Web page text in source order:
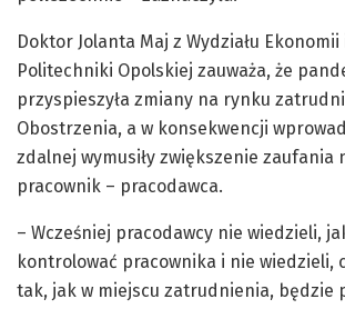
Doktor Jolanta Maj z Wydziału
Politechniki Opolskiej zauważa, że
przyspieszyła zmiany na rynku
Obostrzenia, a w konsekwencji
zdalnej wymusiły zwiększenie zaufania
pracownik – pracodawca.
– Wcześniej pracodawcy nie wiedzieli,
kontrolować pracownika i nie wiedzieli,
tak, jak w miejscu zatrudnienia, będzie